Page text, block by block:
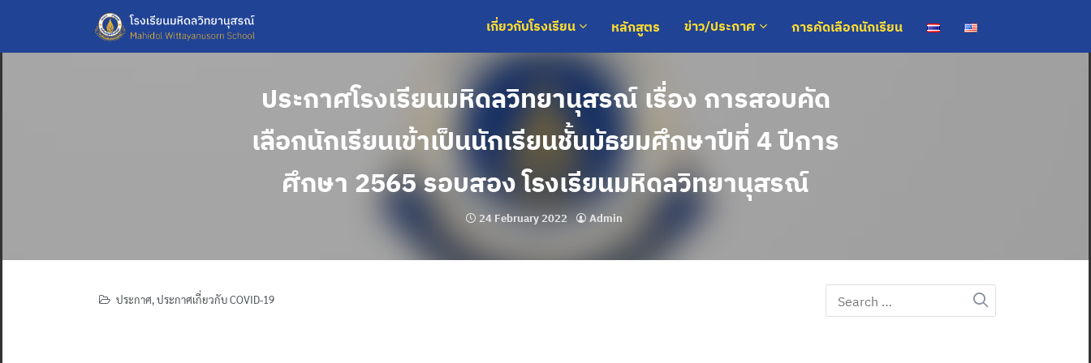
content
เกี่ยวกับโรงเรียน หลักสูตร ข่าว/ประกาศ การคัดเลือกนักเรียน
ประกาศโรงเรียนมหิดลวิทยานุสรณ์ เรื่อง การสอบคัด
เลือกนักเรียนเข้าเป็นนักเรียนชั้นมัธยมศึกษาปีที่ 4 ปีการ
ศึกษา 2565 รอบสอง โรงเรียนมหิดลวิทยานุสรณ์
24 February 2022 Admin
ประกาศ,ประกาศเกี่ยวกับ COVID-19
Search
for: